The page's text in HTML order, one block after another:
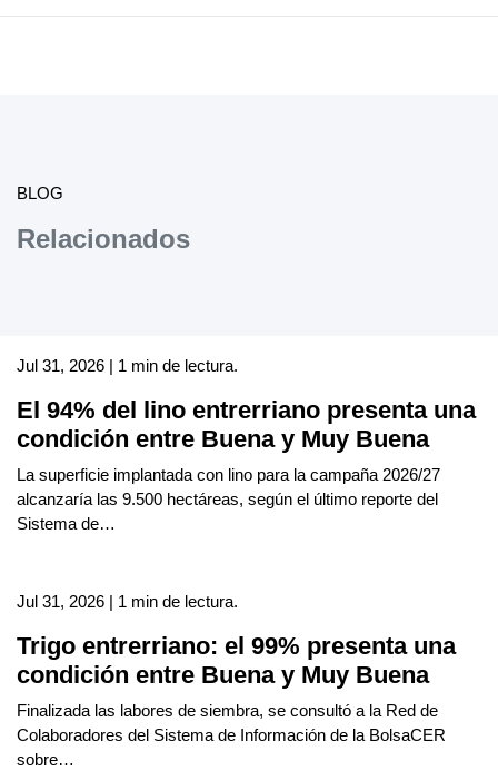
BLOG
Relacionados
Jul 31, 2026 | 1 min de lectura.
El 94% del lino entrerriano presenta una
condición entre Buena y Muy Buena
La superficie implantada con lino para la campaña 2026/27
alcanzaría las 9.500 hectáreas, según el último reporte del
Sistema de…
Jul 31, 2026 | 1 min de lectura.
Trigo entrerriano: el 99% presenta una
condición entre Buena y Muy Buena
Finalizada las labores de siembra, se consultó a la Red de
Colaboradores del Sistema de Información de la BolsaCER
sobre…